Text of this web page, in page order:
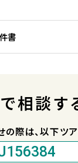
書
相談す
際は、以下ツ